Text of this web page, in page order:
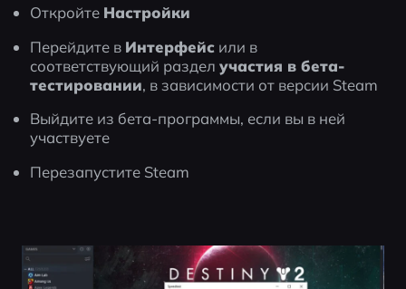
Откройте Настройки
Перейдите в Интерфейс или в
соответствующий раздел участия в бета-
тестировании, в зависимости от версии Steam
Выйдите из бета-программы, если вы в ней
участвуете
Перезапустите Steam